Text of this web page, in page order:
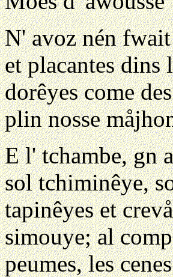
N' avoz nén
et placantes dins
dorêyes come
plin nosse
E l' tchambe, gn
sol tchiminêye,
tapinêyes et
simouye; al
peumes, les